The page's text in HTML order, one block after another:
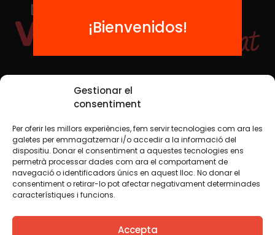
Gestionar el
consentiment
Per oferir les millors experiències, fem servir tecnologies com ara les
galetes per emmagatzemar i/o accedir a la informació del
dispositiu. Donar el consentiment a aquestes tecnologies ens
permetrà processar dades com ara el comportament de
navegació o identificadors únics en aquest lloc. No donar el
consentiment o retirar-lo pot afectar negativament determinades
característiques i funcions.
Accepta
Redes sociales
TWT YTB IG FB IN
Aviso legalPolítica de cookies
Creemos que el conocimiento debe compartirse. Por eso
utilizamos una licencia Creative Commons, salvo que en
¡Bienvenidos!